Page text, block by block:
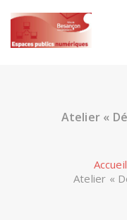
content
Atelier «
Accueil
Atelier «